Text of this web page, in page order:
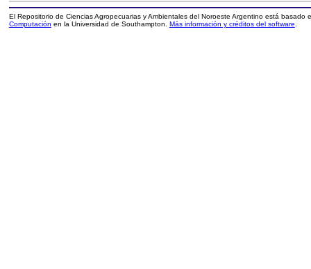
El Repositorio de Ciencias Agropecuarias y Ambientales del Noroeste Argentino está basado
Computación en la Universidad de Southampton. Más información y créditos del software